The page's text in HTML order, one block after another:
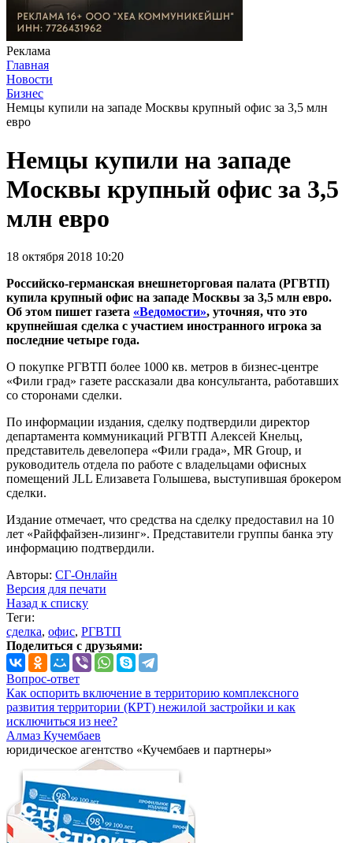
Реклама
Главная
Новости
Бизнес
Немцы купили на западе Москвы крупный офис за 3,5 млн
евро
Немцы купили на западе
Москвы крупный офис за 3,5
млн евро
18 октября 2018 10:20
Российско-германская внешнеторговая палата (РГВТП)
купила крупный офис на западе Москвы за 3,5 млн евро.
Об этом пишет газета «Ведомости», уточняя, что это
крупнейшая сделка с участием иностранного игрока за
последние четыре года.
О покупке РГВТП более 1000 кв. метров в бизнес-центре
«Фили град» газете рассказали два консультанта, работавших
со сторонами сделки.
По информации издания, сделку подтвердили директор
департамента коммуникаций РГВТП Алексей Кнельц,
представитель девелопера «Фили града», MR Group, и
руководитель отдела по работе с владельцами офисных
помещений JLL Елизавета Голышева, выступившая брокером
сделки.
Издание отмечает, что средства на сделку предоставил на 10
лет «Райффайзен-лизинг». Представители группы банка эту
информацию подтвердили.
Авторы: СГ-Онлайн
Версия для печати
Назад к списку
Теги:
сделка, офис, РГВТП
Поделиться с друзьями:
Вопрос-ответ
Как оспорить включение в территорию комплексного
развития территории (КРТ) нежилой застройки и как
исключиться из нее?
Алмаз Кучембаев
юридическое агентство «Кучембаев и партнеры»